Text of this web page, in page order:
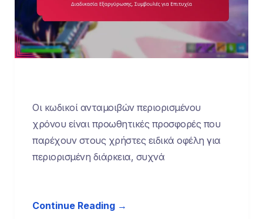
Οι κωδικοί ανταμοιβών περιορισμένου
χρόνου είναι προωθητικές προσφορές που
παρέχουν στους χρήστες ειδικά οφέλη για
περιορισμένη διάρκεια, συχνά
Continue Reading →